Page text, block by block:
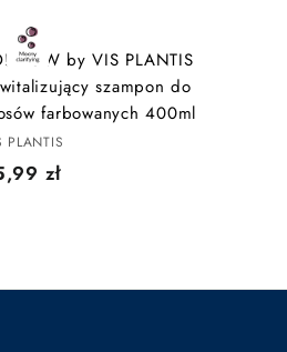
by VIS PLANTIS
szampon do
farbowanych 400ml
PLANTIS
zł2
9